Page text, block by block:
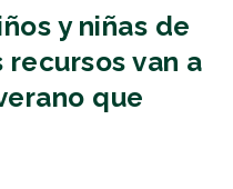
y niñas de
van a
que